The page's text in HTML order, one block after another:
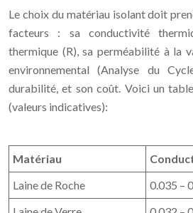
Le choix du matériau isolant doit
facteurs : sa conductivité
thermique (R), sa perméabilité à la
environnemental (Analyse du
durabilité, et son coût. Voici un
(valeurs indicatives):
Matériau
Laine de Roche
0.035 –